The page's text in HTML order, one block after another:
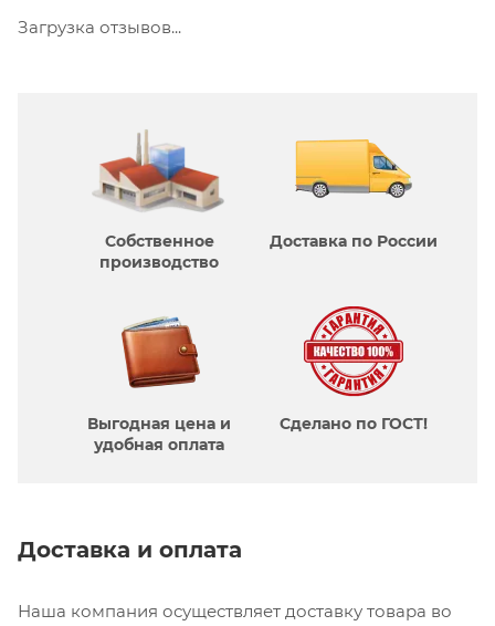
Загрузка отзывов...
Собственное
производcтво
Доставка по России
Выгодная цена и
удобная оплата
Сделано по ГОСТ!
Доставка и оплата
Наша компания осуществляет доставку товара во